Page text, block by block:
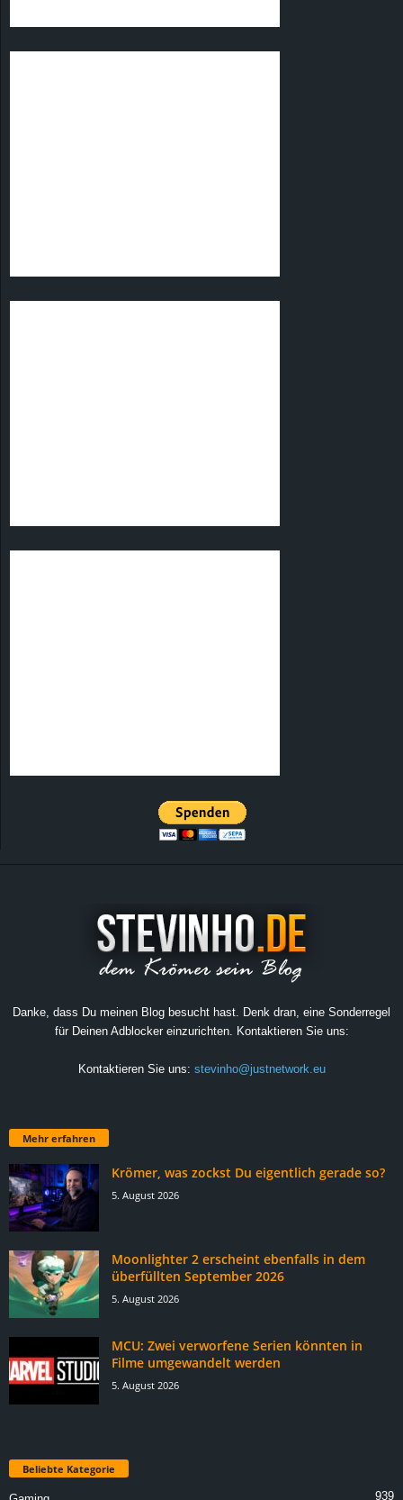
Danke, dass Du meinen Blog besucht hast. Denk dran, eine Sonderregel
für Deinen Adblocker einzurichten. Kontaktieren Sie uns:
Kontaktieren Sie uns: stevinho@justnetwork.eu
Mehr erfahren
Krömer, was zockst Du eigentlich gerade so?
5. August 2026
Moonlighter 2 erscheint ebenfalls in dem
überfüllten September 2026
5. August 2026
MCU: Zwei verworfene Serien könnten in
Filme umgewandelt werden
5. August 2026
Beliebte Kategorie
939